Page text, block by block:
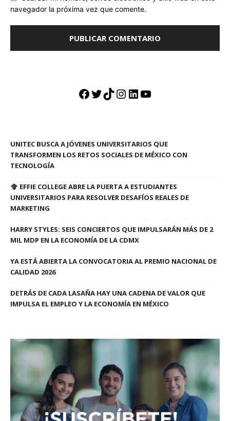
navegador la próxima vez que comente.
Facebook
Twitter
TikTok
Instagram
LinkedIn
YouTube
UNITEC BUSCA A JÓVENES UNIVERSITARIOS QUE
TRANSFORMEN LOS RETOS SOCIALES DE MÉXICO CON
TECNOLOGÍA
EFFIE COLLEGE ABRE LA PUERTA A ESTUDIANTES
UNIVERSITARIOS PARA RESOLVER DESAFÍOS REALES DE
MARKETING
HARRY STYLES: SEIS CONCIERTOS QUE IMPULSARÁN MÁS DE 2
MIL MDP EN LA ECONOMÍA DE LA CDMX
YA ESTÁ ABIERTA LA CONVOCATORIA AL PREMIO NACIONAL DE
CALIDAD 2026
DETRÁS DE CADA LASAÑA HAY UNA CADENA DE VALOR QUE
IMPULSA EL EMPLEO Y LA ECONOMÍA EN MÉXICO